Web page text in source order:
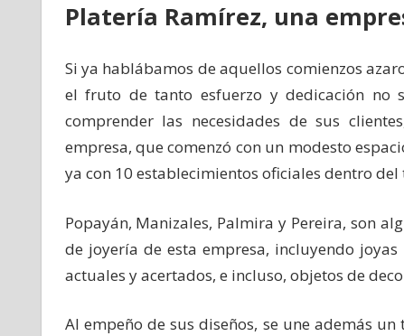
Platería Ramírez, una
Si ya hablábamos de aquellos comienzos
el fruto de tanto esfuerzo y dedicación no
comprender las necesidades de sus
empresa, que comenzó con un modesto
ya con 10 establecimientos oficiales dentro
Popayán, Manizales, Palmira y Pereira, son
de joyería de esta empresa, incluyendo
actuales y acertados, e incluso, objetos de
Al empeño de sus diseños, se une además